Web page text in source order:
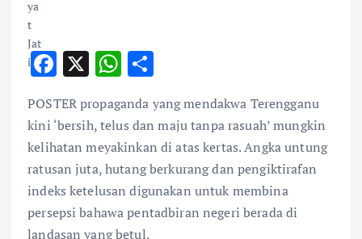
F
e
b
o
o
k
X W
at
s
A
p
p
ar
e
POSTER propaganda yang mendakwa Terengganu
kini ‘bersih, telus dan maju tanpa rasuah’ mungkin
kelihatan meyakinkan di atas kertas. Angka untung
ratusan juta, hutang berkurang dan pengiktirafan
indeks ketelusan digunakan untuk membina
persepsi bahawa pentadbiran negeri berada di
landasan yang betul.